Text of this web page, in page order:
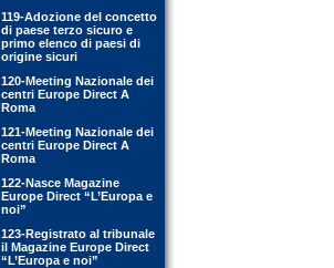
119-Adozione del concetto
di paese terzo sicuro e
primo elenco di paesi di
origine sicuri
120-Meeting Nazionale dei
centri Europe Direct A
Roma
121-Meeting Nazionale dei
centri Europe Direct A
Roma
122-Nasce Magazine
Europe Direct “L’Europa e
noi”
123-Registrato al tribunale
il Magazine Europe Direct
“L’Europa e noi”